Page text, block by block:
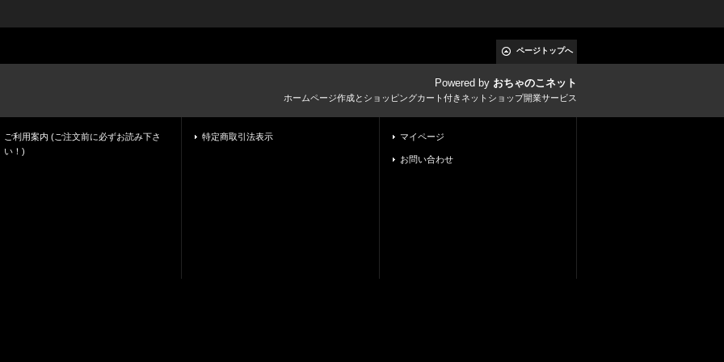
ページトップへ
Powered by おちゃのこネット
ホームページ作成とショッピングカート付きネットショップ開業サービス
ご利用案内 (ご注文前に必ずお読み下さ
い！)
特定商取引法表示 マイページ
お問い合わせ